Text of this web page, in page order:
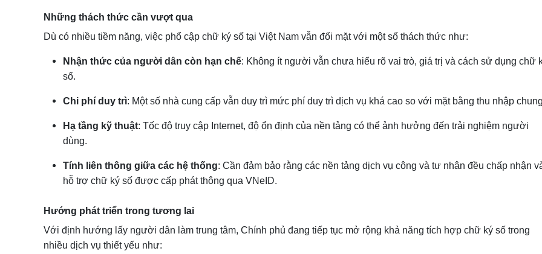
Những thách thức cần vượt qua
Dù có nhiều tiềm năng, việc phổ cập chữ ký số tại Việt Nam vẫn đối mặt với một số thách thức như:
Nhận thức của người dân còn hạn chế: Không ít người vẫn chưa hiểu rõ vai trò, giá trị và cách sử dụng chữ
số.
Chi phí duy trì: Một số nhà cung cấp vẫn duy trì mức phí duy trì dịch vụ khá cao so với mặt bằng thu nhập
Hạ tầng kỹ thuật: Tốc độ truy cập Internet, độ ổn định của nền tảng có thể ảnh hưởng đến trải nghiệm người
dùng.
Tính liên thông giữa các hệ thống: Cần đảm bảo rằng các nền tảng dịch vụ công và tư nhân đều chấp nhận
hỗ trợ chữ ký số được cấp phát thông qua VNeID.
Hướng phát triển trong tương lai
Với định hướng lấy người dân làm trung tâm, Chính phủ đang tiếp tục mở rộng khả năng tích hợp chữ ký số trong
nhiều dịch vụ thiết yếu như: